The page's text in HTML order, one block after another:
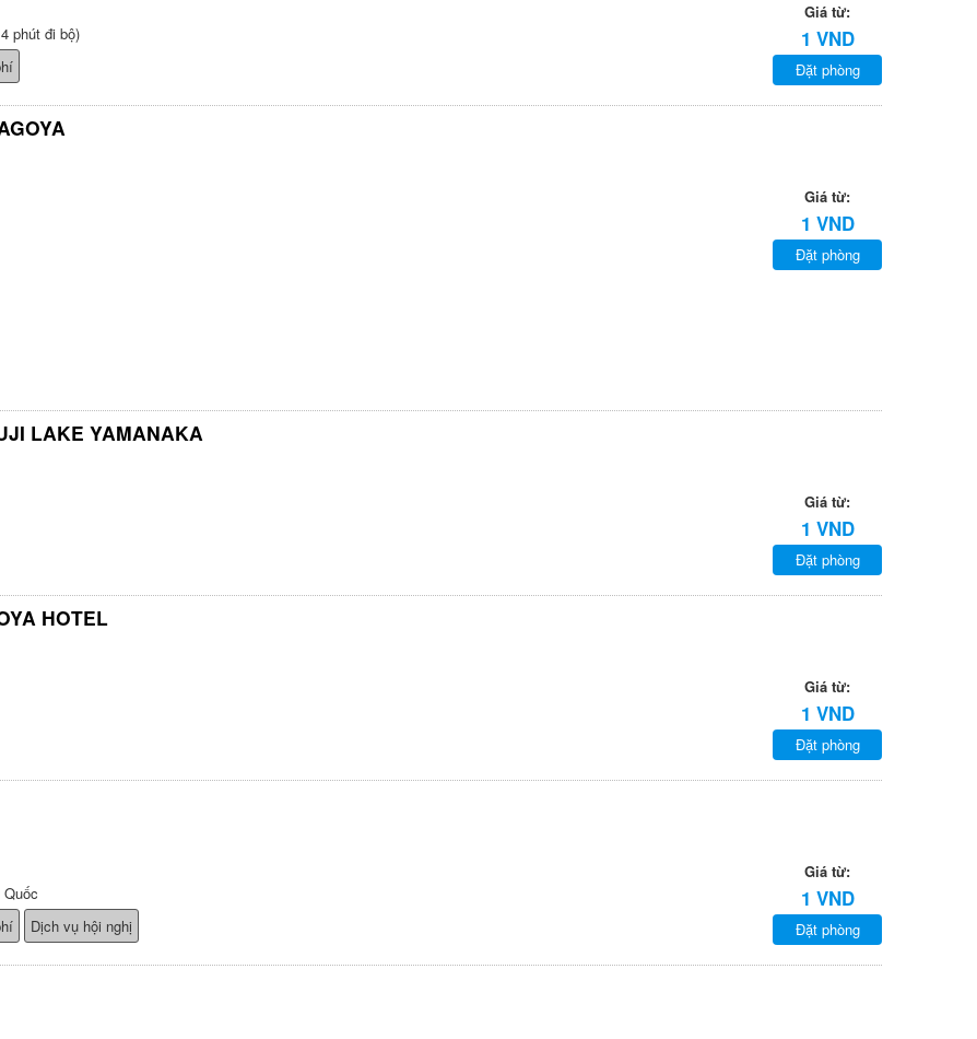
phút đi bộ)
Giá từ:
1 VND
Đặt phòng
Giá từ:
1 VND
Đặt phòng
LAKE YAMANAKA
Giá từ:
1 VND
Đặt phòng
HOTEL
Giá từ:
1 VND
Đặt phòng
Dịch vụ hội nghị
Giá từ:
1 VND
Đặt phòng